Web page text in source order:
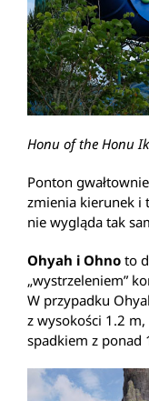
Honu of the Honu
Ponton
zmienia kierunek i
nie wygląda tak
Ohyah i Ohno to
„wystrzeleniem”
W przypadku
z wysokości 1.2
spadkiem z ponad